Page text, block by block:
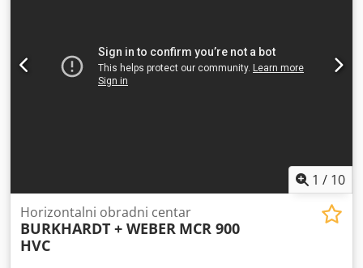
1 / 10
Horizontalni obradni centar
BURKHARDT + WEBER MCR 900
HVC